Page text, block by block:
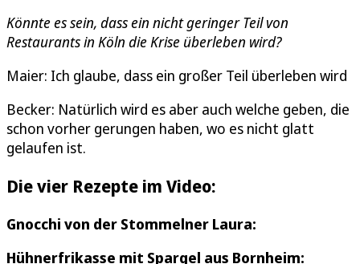
Könnte es sein, dass ein nicht geringer Teil von
Restaurants in Köln die Krise überleben wird?
Maier: Ich glaube, dass ein großer Teil überleben wird
Becker: Natürlich wird es aber auch welche geben, die
schon vorher gerungen haben, wo es nicht glatt
gelaufen ist.
Die vier Rezepte im Video:
Gnocchi von der Stommelner Laura:
Hühnerfrikasse mit Spargel aus Bornheim: